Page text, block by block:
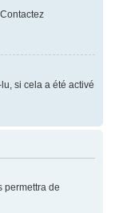
si cela a été activé
permettra de